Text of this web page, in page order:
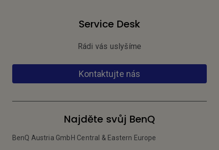
Service Desk
Rádi vás uslyšíme
Kontaktujte nás
Najděte svůj BenQ
BenQ Austria GmbH Central & Eastern Europe